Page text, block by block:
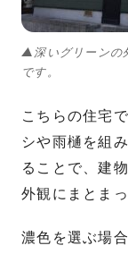
▲深いグリーンの
です。
こちらの住宅
シや雨樋を組
ることで、建
外観にまとま
濃色を選ぶ場